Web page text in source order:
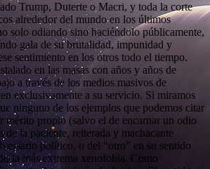
Trump, Duterte o Macri, y toda la corte
alrededor del mundo en los últimos
solo odiando sino haciéndolo públicamente,
gala de su brutalidad, impunidad y
sentimiento en los otros todo el tiempo.
en las masas con años y años de
a través de los medios masivos de
exclusivamente a su servicio. Si miramos
ninguno de los ejemplos que podemos citar
mérito propio (salvo el de encarnar un odio
de la paciente, reiterada y machacante
político, o del “otro” en su sentido
la más extrema xenofobia. Como